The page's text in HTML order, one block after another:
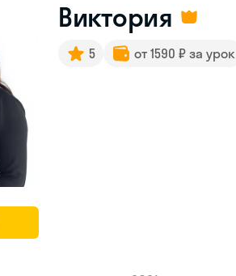
Виктория
5 от 1590 ₽ за урок